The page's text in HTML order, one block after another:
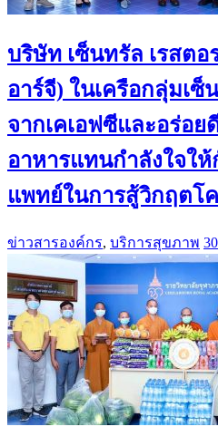
บริษัท เซ็นทรัล เรสต
อาร์จี) ในเครือกลุ่มเ
จากเคเอฟซีและอร่อ
อาหารแทนกำลังใจใ
แพทย์ในการสู้วิกฤตโ
ข่าวสารองค์กร, บริการสุขภาพ